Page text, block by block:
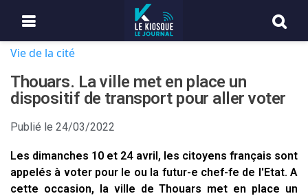
Vie de la cité
Thouars. La ville met en place un
dispositif de transport pour aller voter
Publié le 24/03/2022
Les dimanches 10 et 24 avril, les citoyens français sont
appelés à voter pour le ou la futur-e chef-fe de l'Etat. A
cette occasion, la ville de Thouars met en place un